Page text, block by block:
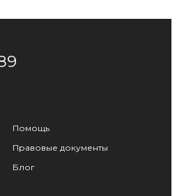
Помощь
Правовые документы
Блог